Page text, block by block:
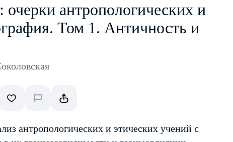
очерки антропологических и
Том 1. Античность и
антропологических и этических учений с